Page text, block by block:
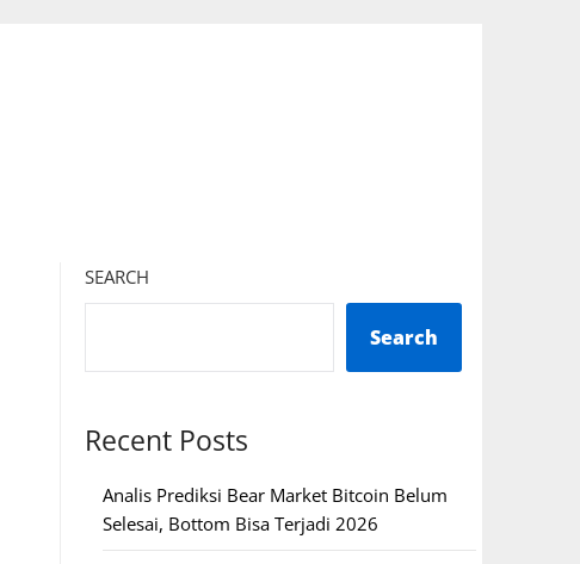
SEARCH
Search
Recent Posts
Analis Prediksi Bear Market Bitcoin Belum
Selesai, Bottom Bisa Terjadi 2026